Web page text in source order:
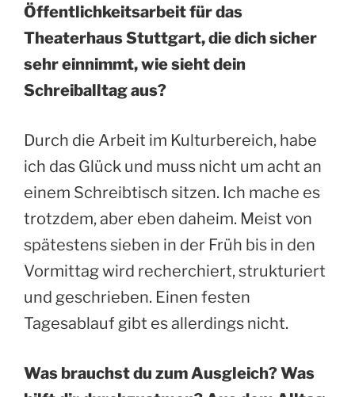
Öffentlichkeitsarbeit für das
Theaterhaus Stuttgart, die dich sicher
sehr einnimmt, wie sieht dein
Schreiballtag aus?
Durch die Arbeit im Kulturbereich, habe
ich das Glück und muss nicht um acht an
einem Schreibtisch sitzen. Ich mache es
trotzdem, aber eben daheim. Meist von
spätestens sieben in der Früh bis in den
Vormittag wird recherchiert, strukturiert
und geschrieben. Einen festen
Tagesablauf gibt es allerdings nicht.
Was brauchst du zum Ausgleich? Was